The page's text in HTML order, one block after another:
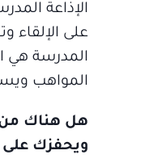
الإذاعة
على الإلقاء
المدرسة هي
المواهب
هل هناك من
ويحفزك على